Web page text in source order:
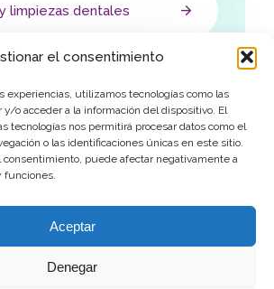
el consentimiento
experiencias, utilizamos tecnologías como las
y/o acceder a la información del dispositivo. El
tecnologías nos permitirá procesar datos como el
o las identificaciones únicas en este sitio.
consentimiento, puede afectar negativamente a
funciones.
Aceptar
Denegar
limpiezas dentales